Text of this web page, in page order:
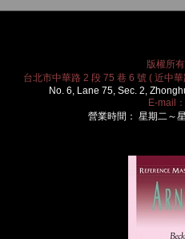
版權所
台北市中華路 2 段 75 巷 6 號 ( 近中
No. 6, Lane 75, Sec. 2,
E-mail：
營業時間： 星期二～